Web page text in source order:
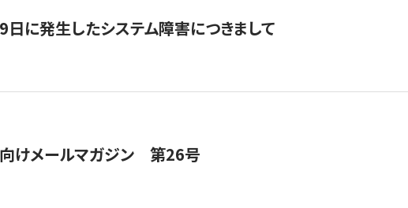
日に発生したシステム障害につきまして
けメールマガジン 第26号